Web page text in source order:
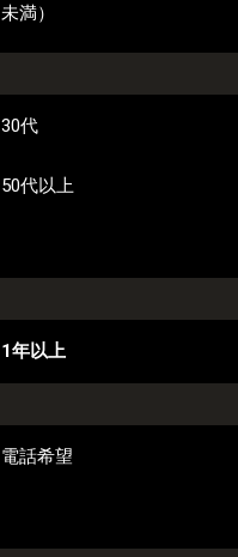
未満）
30代
50代以上
1年以上
電話希望